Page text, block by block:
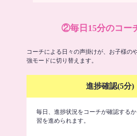
②毎日15分のコー
コーチによる日々の声掛けが、お子様の
強モードに切り替えます。
進捗確認(5分)
毎日、進捗状況をコーチが確認する
習を進められます。